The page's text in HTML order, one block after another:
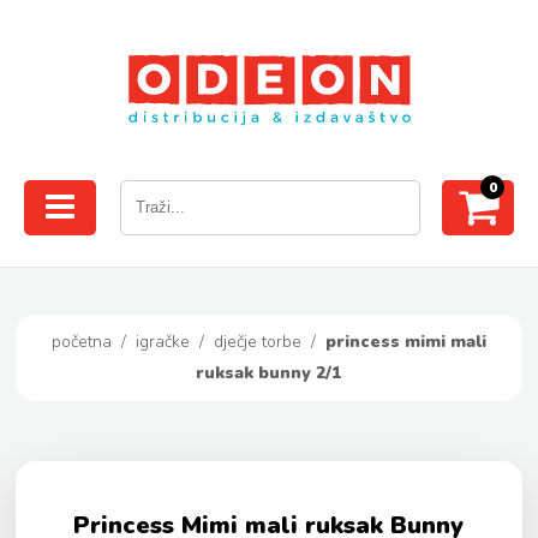
0
početna / igračke / dječje torbe / princess mimi mali
ruksak bunny 2/1
Princess Mimi mali ruksak Bunny